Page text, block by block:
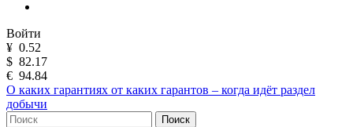
Войти
¥ 0.52
$ 82.17
€ 94.84
О каких гарантиях от каких гарантов – когда идёт раздел
добычи
Поиск